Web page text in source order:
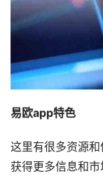
易欧app特色
这里有很多资源
获得更多信息和市